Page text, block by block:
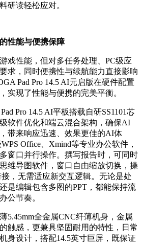
研读轻松应对。
性能与便携保障
戏性能，但对多任务处理、PC级应
求，同时便携性与续航能力直接影响
Pad Pro 14.5 AI元启版在硬件配置
实现了性能与便携的完美平衡。
Pro 14.5 AI平板搭载自研SS1101芯
软件优化和端云混合架构，确保AI
带来响应迅速、效果更佳的AI体
Office、Xmind等专业办公软件，
窗口并行操作。撰写报告时，可同时
维导图软件，窗口自由缩放切换，操
，无需适应新交互逻辑。无论是处
是编辑包含多图的PPT，都能保持流
公节奏。
5.45mm全金属CNC纤薄机身，金属
触感，更兼具坚固耐用的特性，日常
身设计，搭配14.5英寸巨屏，既保证